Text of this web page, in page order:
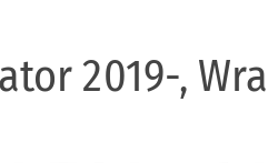
2019-,